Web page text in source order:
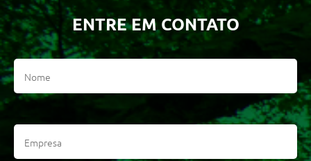
ENTRE EM CONTATO